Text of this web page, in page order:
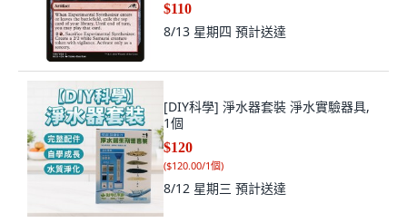
$110
8/13 星期四 預計送達
[DIY科學] 淨水器套裝 淨水實驗器具,
1個
$120
($120.00/1個)
8/12 星期三 預計送達